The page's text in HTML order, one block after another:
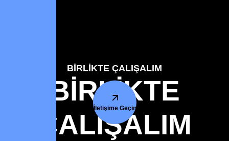
BİRLİKTE ÇALIŞALIM
BİRLİKTE
ÇALIŞALIM
İletişime Geçin